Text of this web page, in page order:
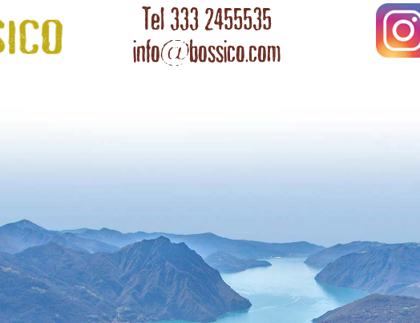
Tel 333 2455535
info@bossico.com